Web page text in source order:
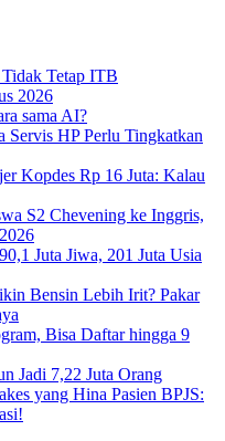
Tetap ITB
2026
sama AI?
Servis HP Perlu Tingkatkan
Kopdes Rp 16 Juta: Kalau
S2 Chevening ke Inggris,
Juta Jiwa, 201 Juta Usia
Bensin Lebih Irit? Pakar
Bisa Daftar hingga 9
Jadi 7,22 Juta Orang
yang Hina Pasien BPJS: